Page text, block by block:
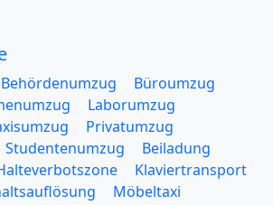
Behördenumzug
Büroumzug
Laborumzug
Privatumzug
Studentenumzug
Beiladung
Klaviertransport
Möbeltaxi